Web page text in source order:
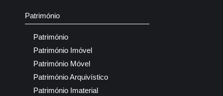
Património
Património
Património Imóvel
Património Móvel
Património Arquivístico
Património Imaterial